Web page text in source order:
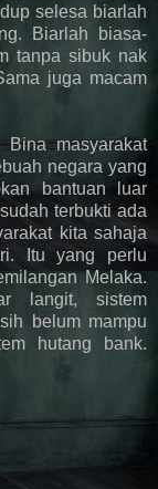
selesa biarlah
Biarlah biasa-
tanpa sibuk nak
juga macam
masyarakat
negara yang
bantuan luar
terbukti ada
kita sahaja
Itu yang perlu
Melaka.
langit, sistem
belum mampu
hutang bank.